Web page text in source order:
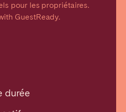
pour les propriétaires.
GuestReady.
durée